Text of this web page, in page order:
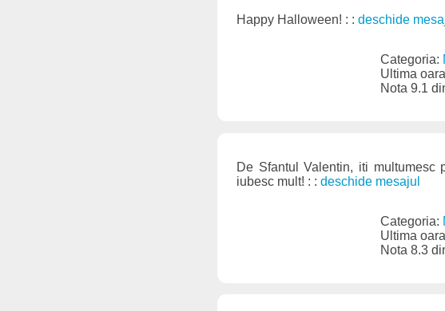
Happy Halloween! : : deschide
Categoria:
Ultima
Nota 9.1
De Sfantul Valentin, iti multumesc
iubesc mult! : : deschide mesajul
Categoria:
Ultima
Nota 8.3